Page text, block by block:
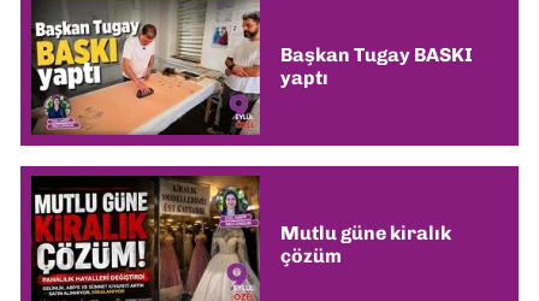
Başkan Tugay BASKI
yaptı
Mutlu güne kiralık
çözüm